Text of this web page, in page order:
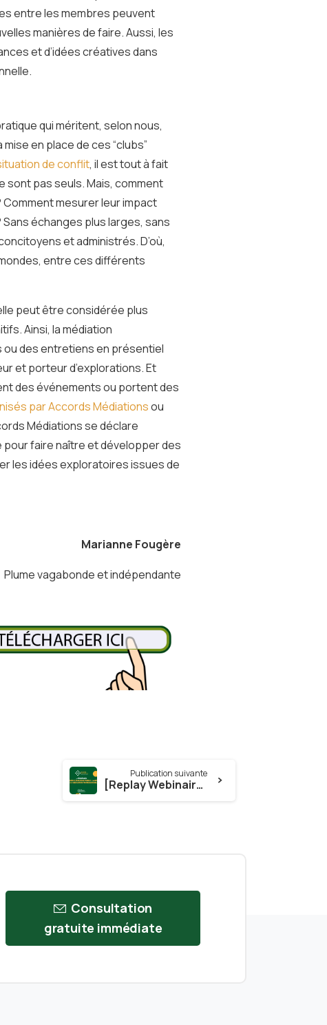
entre les membres peuvent
manières de faire. Aussi, les
et d’idées créatives dans
qui méritent, selon nous,
en place de ces “clubs”
de conflit, il est tout à fait
sont pas seuls. Mais, comment
Comment mesurer leur impact
échanges plus larges, sans
et administrés. D’où,
entre ces différents
peut être considérée plus
Ainsi, la médiation
des entretiens en présentiel
et porteur d’explorations. Et
des événements ou portent des
par Accords Médiationsou
Médiations se déclare
faire naître et développer des
les idées exploratoires issues de
Marianne Fougère
Plume vagabonde et indépendante
Publication suivante
[Replay Webinaire] Repenser le dialogue public : le CONSTAT par un Médiateur professionnel et un Député de la Nation
Consultation
gratuite immédiate